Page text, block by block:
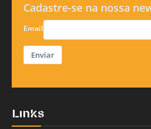
Cadastre-se na nossa
Email
Enviar
Links